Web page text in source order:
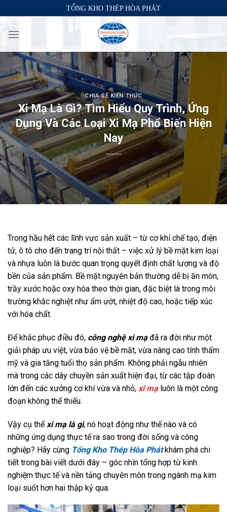
to
content
TỔNG KHO THÉP HÒA PHÁT
CHIA SẺ KIẾN THỨC
Xi Mạ Là Gì? Tìm Hiểu Quy Trình, Ứng
Dụng Và Các Loại Xi Mạ Phổ Biến Hiện
Nay
Trong hầu hết các lĩnh vực sản xuất – từ cơ khí chế tạo, điện
tử, ô tô cho đến trang trí nội thất – việc xử lý bề mặt kim loại
và nhựa luôn là bước quan trọng quyết định chất lượng và độ
bền của sản phẩm. Bề mặt nguyên bản thường dễ bị ăn mòn,
trầy xước hoặc oxy hóa theo thời gian, đặc biệt là trong môi
trường khắc nghiệt như ẩm ướt, nhiệt độ cao, hoặc tiếp xúc
với hóa chất.
Để khắc phục điều đó, công nghệ xi mạđã ra đời như một
giải pháp ưu việt, vừa bảo vệ bề mặt, vừa nâng cao tính thẩm
mỹ và gia tăng tuổi thọ sản phẩm. Không phải ngẫu nhiên
mà trong các dây chuyền sản xuất hiện đại, từ các tập đoàn
lớn đến các xưởng cơ khí vừa và nhỏ, xi mạluôn là một công
đoạn không thể thiếu.
Vậy cụ thể xi mạ là gì, nó hoạt động như thế nào và có
những ứng dụng thực tế ra sao trong đời sống và công
nghiệp? Hãy cùng Tổng Kho Thép Hòa Phátkhám phá chi
tiết trong bài viết dưới đây – góc nhìn tổng hợp từ kinh
nghiệm thực tế và nền tảng chuyên môn trong ngành mạ kim
loại suốt hơn hai thập kỷ qua.